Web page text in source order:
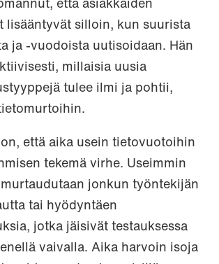
että asiakkaiden
lisääntyvät silloin, kun suurista
ja -vuodoista uutisoidaan. Hän
millaisia uusia
tulee ilmi ja pohtii,
että aika usein tietovuotoihin
tekemä virhe. Useimmin
jonkun työntekijän
tai hyödyntäen
jotka jäisivät testauksessa
vaivalla. Aika harvoin isoja